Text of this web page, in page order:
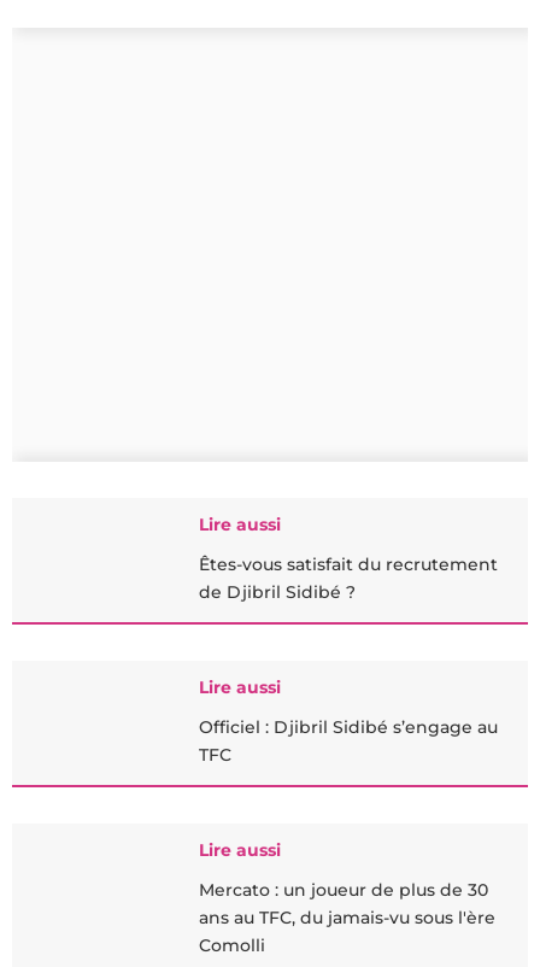
Lire aussi
Êtes-vous satisfait du recrutement
de Djibril Sidibé ?
Lire aussi
Officiel : Djibril Sidibé s’engage au
TFC
Lire aussi
Mercato : un joueur de plus de 30
ans au TFC, du jamais-vu sous l'ère
Comolli